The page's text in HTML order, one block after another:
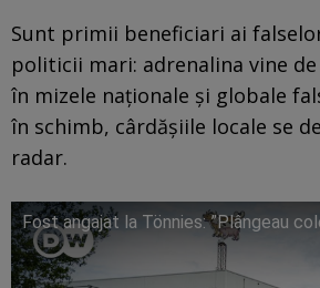
Sunt primii beneficiari ai
politicii mari: adrenalina vine
în mizele naționale și globale
în schimb, cârdășiile locale se
radar.
Fost angajat la Tönnies: ”Plângeau